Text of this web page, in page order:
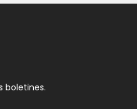
boletines.